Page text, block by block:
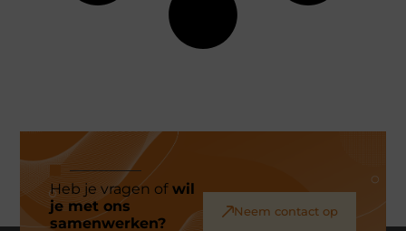
Heb je vragen ofwil
je met ons
samenwerken?
Neem contact op